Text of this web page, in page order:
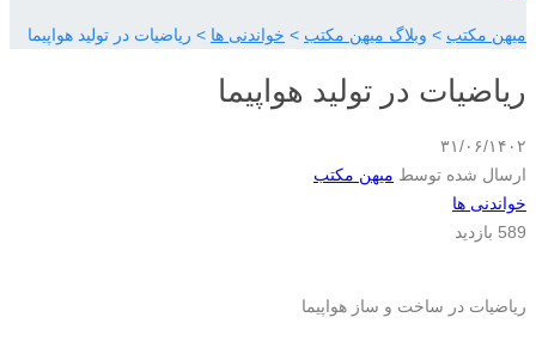
میهن مکتب > وبلاگ میهن مکتب > خواندنی‌ ها > ریاضیات در تولید هواپیما
ریاضیات در تولید هواپیما
۳۱/۰۶/۱۴۰۲
ارسال شده توسط میهن مکتب
خواندنی‌ ها
589 بازدید
ریاضیات در ساخت و ساز هواپیما